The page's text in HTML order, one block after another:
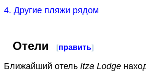
4. Другие пляжи рядом
Отели [править]
Ближайший отель Itza Lodge